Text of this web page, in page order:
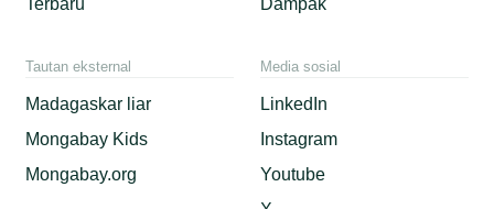
Tautan eksternal
Madagaskar liar
Mongabay Kids
Mongabay.org
Media sosial
LinkedIn
Instagram
Youtube